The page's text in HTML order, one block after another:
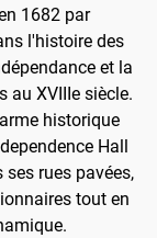
1682 par
l'histoire des
et la
au XVIIIe siècle.
historique
Hall
rues pavées,
tout en